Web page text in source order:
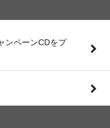
ンペーンCDをプ